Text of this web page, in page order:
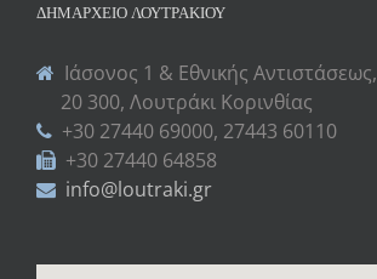
ΔΗΜΑΡΧΕΊΟ ΛΟΥΤΡΑΚΊΟΥ
Ιάσονος 1 & Εθνικής Αντιστάσεως,
20 300, Λουτράκι Κορινθίας
+30 27440 69000, 27443 60110
+30 27440 64858
info@loutraki.gr